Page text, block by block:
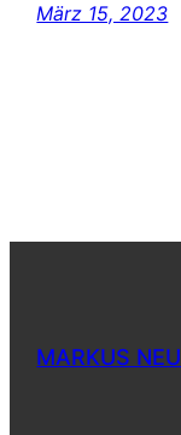
März 15, 2023
MARKUS NEU